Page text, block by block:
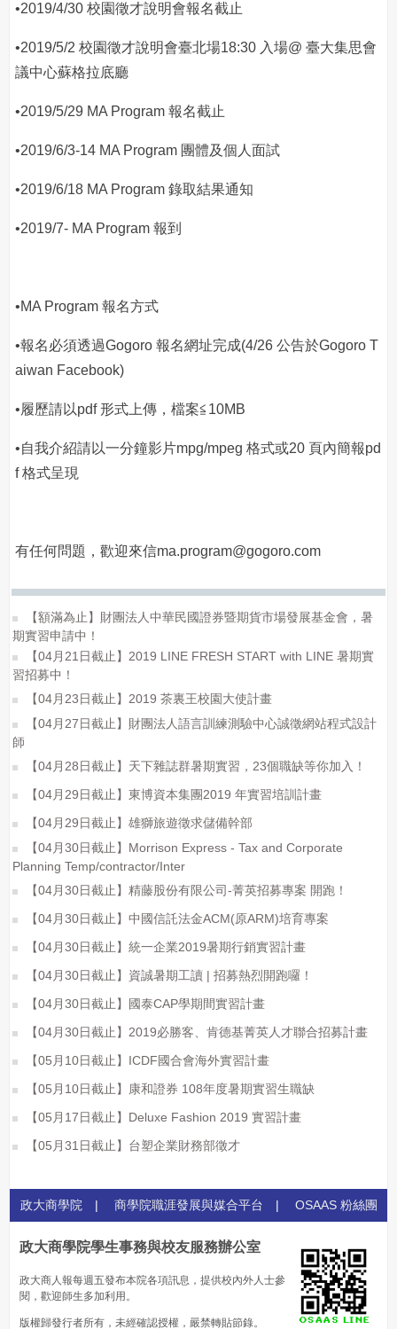
•2019/4/30 校園徵才說明會報名截止
•2019/5/2 校園徵才說明會臺北場18:30 入場@ 臺大集思會
議中心蘇格拉底廳
•2019/5/29 MA Program 報名截止
•2019/6/3-14 MA Program 團體及個人面試
•2019/6/18 MA Program 錄取結果通知
•2019/7- MA Program 報到
•MA Program 報名方式
•報名必須透過Gogoro 報名網址完成(4/26 公告於Gogoro T
aiwan Facebook)
•履歷請以pdf 形式上傳，檔案≦10MB
•自我介紹請以一分鐘影片mpg/mpeg 格式或20 頁內簡報pd
f 格式呈現
有任何問題，歡迎來信ma.program@gogoro.com
【額滿為止】財團法人中華民國證券暨期貨市場發展基金會，暑
期實習申請中！
【04月21日截止】2019 LINE FRESH START with LINE 暑期實
習招募中！
【04月23日截止】2019 茶裏王校園大使計畫
【04月27日截止】財團法人語言訓練測驗中心誠徵網站程式設計
師
【04月28日截止】天下雜誌群暑期實習，23個職缺等你加入！
【04月29日截止】東博資本集團2019 年實習培訓計畫
【04月29日截止】雄獅旅遊徵求儲備幹部
【04月30日截止】Morrison Express - Tax and Corporate
Planning Temp/contractor/Inter
【04月30日截止】精藤股份有限公司-菁英招募專案 開跑！
【04月30日截止】中國信託法金ACM(原ARM)培育專案
【04月30日截止】統一企業2019暑期行銷實習計畫
【04月30日截止】資誠暑期工讀 | 招募熱烈開跑囉！
【04月30日截止】國泰CAP學期間實習計畫
【04月30日截止】2019必勝客、肯德基菁英人才聯合招募計畫
【05月10日截止】ICDF國合會海外實習計畫
【05月10日截止】康和證券 108年度暑期實習生職缺
【05月17日截止】Deluxe Fashion 2019 實習計畫
【05月31日截止】台塑企業財務部徵才
政大商學院 | 商學院職涯發展與媒合平台 | OSAAS 粉絲團
政大商學院學生事務與校友服務辦公室
政大商人報每週五發布本院各項訊息，提供校內外人士參
閱，歡迎師生多加利用。
版權歸發行者所有，未經確認授權，嚴禁轉貼節錄。